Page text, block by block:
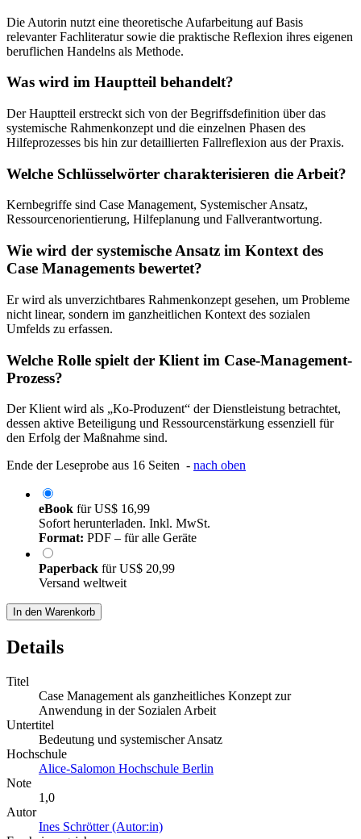
Die Autorin nutzt eine theoretische Aufarbeitung auf Basis
relevanter Fachliteratur sowie die praktische Reflexion ihres eigenen
beruflichen Handelns als Methode.
Was wird im Hauptteil behandelt?
Der Hauptteil erstreckt sich von der Begriffsdefinition über das
systemische Rahmenkonzept und die einzelnen Phasen des
Hilfeprozesses bis hin zur detaillierten Fallreflexion aus der Praxis.
Welche Schlüsselwörter charakterisieren die Arbeit?
Kernbegriffe sind Case Management, Systemischer Ansatz,
Ressourcenorientierung, Hilfeplanung und Fallverantwortung.
Wie wird der systemische Ansatz im Kontext des
Case Managements bewertet?
Er wird als unverzichtbares Rahmenkonzept gesehen, um Probleme
nicht linear, sondern im ganzheitlichen Kontext des sozialen
Umfelds zu erfassen.
Welche Rolle spielt der Klient im Case-Management-
Prozess?
Der Klient wird als „Ko-Produzent“ der Dienstleistung betrachtet,
dessen aktive Beteiligung und Ressourcenstärkung essenziell für
den Erfolg der Maßnahme sind.
Ende der Leseprobe aus 16 Seiten - nach oben
eBook fürUS$ 16,99
Sofort herunterladen. Inkl. MwSt.
Format: PDF – für alle Geräte
Paperback fürUS$ 20,99
Versand weltweit
In den Warenkorb
Details
Titel
Case Management als ganzheitliches Konzept zur
Anwendung in der Sozialen Arbeit
Untertitel
Bedeutung und systemischer Ansatz
Hochschule
Alice-Salomon Hochschule Berlin
Note
1,0
Autor
Ines Schrötter (Autor:in)